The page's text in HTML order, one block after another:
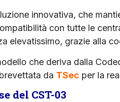
innovativa, che
con tutte le
elevatissimo, grazie alla
che deriva dalla
da TSec per la
del CST-03